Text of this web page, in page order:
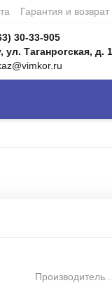
Гарантия и возврат
30-33-905
ул. Таганрогская, д.
Производитель